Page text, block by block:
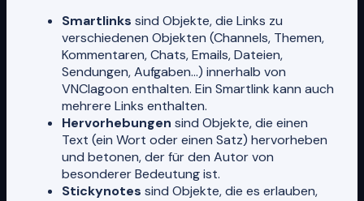
Smartlinks sind Objekte, die Links zu
verschiedenen Objekten (Channels, Themen,
Kommentaren, Chats, Emails, Dateien,
Sendungen, Aufgaben...) innerhalb von
VNClagoon enthalten. Ein Smartlink kann auch
mehrere Links enthalten.
Hervorhebungen sind Objekte, die einen
Text (ein Wort oder einen Satz) hervorheben
und betonen, der für den Autor von
besonderer Bedeutung ist.
Stickynotes sind Objekte, die es erlauben,